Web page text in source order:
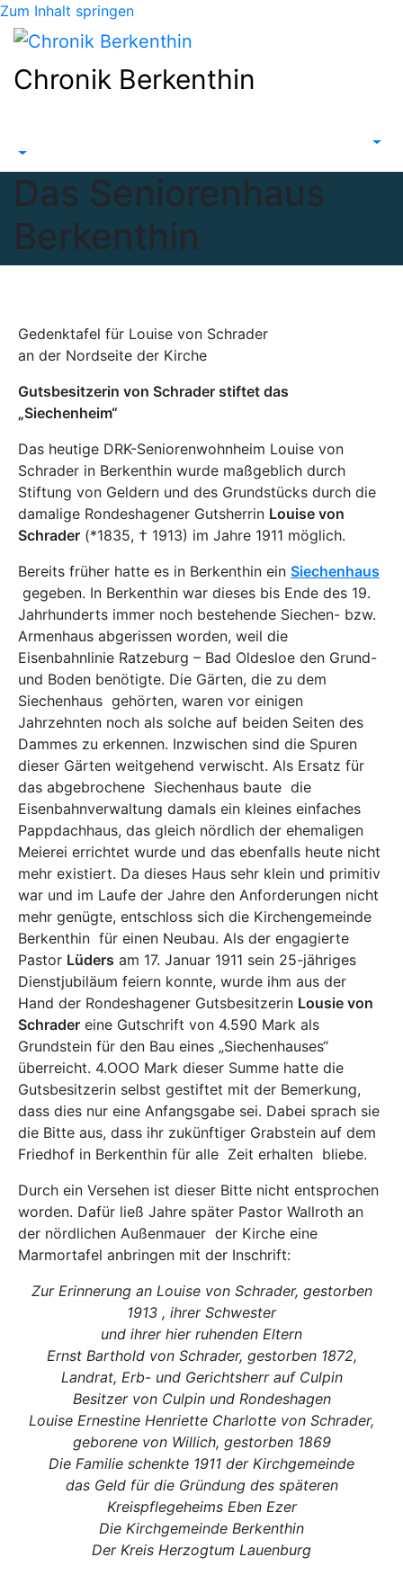
Zum Inhalt springen
Chronik Berkenthin
Das Seniorenhaus
Berkenthin
Gedenktafel für Louise von Schrader
an der Nordseite der Kirche
Gutsbesitzerin von Schrader stiftet das
„Siechenheim“
Das heutige DRK-Seniorenwohnheim Louise von
Schrader in Berkenthin wurde maßgeblich durch
Stiftung von Geldern und des Grundstücks durch die
damalige Rondeshagener Gutsherrin Louise von
Schrader (*1835, † 1913) im Jahre 1911 möglich.
Bereits früher hatte es in Berkenthin ein Siechenhaus
gegeben. In Berkenthin war dieses bis Ende des 19.
Jahrhunderts immer noch bestehende Siechen- bzw.
Armenhaus abgerissen worden, weil die
Eisenbahnlinie Ratzeburg – Bad Oldesloe den Grund-
und Boden benötigte. Die Gärten, die zu dem
Siechenhaus gehörten, waren vor einigen
Jahrzehnten noch als solche auf beiden Seiten des
Dammes zu erkennen. Inzwischen sind die Spuren
dieser Gärten weitgehend verwischt. Als Ersatz für
das abgebrochene Siechenhaus baute die
Eisenbahnverwaltung damals ein kleines einfaches
Pappdachhaus, das gleich nördlich der ehemaligen
Meierei errichtet wurde und das ebenfalls heute nicht
mehr existiert. Da dieses Haus sehr klein und primitiv
war und im Laufe der Jahre den Anforderungen nicht
mehr genügte, entschloss sich die Kirchengemeinde
Berkenthin für einen Neubau. Als der engagierte
Pastor Lüders am 17. Januar 1911 sein 25-jähriges
Dienstjubiläum feiern konnte, wurde ihm aus der
Hand der Rondeshagener Gutsbesitzerin Lousie von
Schrader eine Gutschrift von 4.590 Mark als
Grundstein für den Bau eines „Siechenhauses“
überreicht. 4.OOO Mark dieser Summe hatte die
Gutsbesitzerin selbst gestiftet mit der Bemerkung,
dass dies nur eine Anfangsgabe sei. Dabei sprach sie
die Bitte aus, dass ihr zukünftiger Grabstein auf dem
Friedhof in Berkenthin für alle Zeit erhalten bliebe.
Durch ein Versehen ist dieser Bitte nicht entsprochen
worden. Dafür ließ Jahre später Pastor Wallroth an
der nördlichen Außenmauer der Kirche eine
Marmortafel anbringen mit der Inschrift:
Zur Erinnerung an Louise von Schrader, gestorben
1913 , ihrer Schwester
und ihrer hier ruhenden Eltern
Ernst Barthold von Schrader, gestorben 1872,
Landrat, Erb- und Gerichtsherr auf Culpin
Besitzer von Culpin und Rondeshagen
Louise Ernestine Henriette Charlotte von Schrader,
geborene von Willich, gestorben 1869
Die Familie schenkte 1911 der Kirchgemeinde
das Geld für die Gründung des späteren
Kreispflegeheims Eben Ezer
Die Kirchgemeinde Berkenthin
Der Kreis Herzogtum Lauenburg